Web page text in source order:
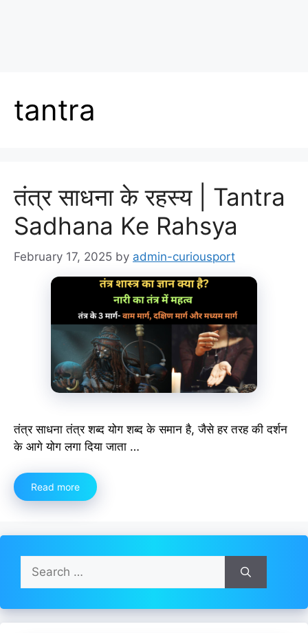
tantra
तंत्र साधना के रहस्य | Tantra
Sadhana Ke Rahsya
February 17, 2025 by admin-curiousport
तंत्र साधना तंत्र शब्द योग शब्द के समान है, जैसे हर तरह की दर्शन
के आगे योग लगा दिया जाता …
Read more
Search
for: